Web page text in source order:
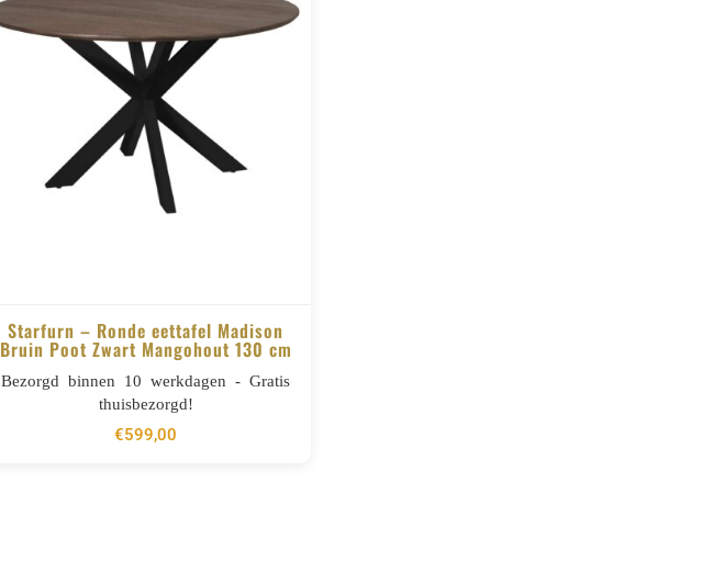
BESTELLEN
Starfurn – Ronde eettafel Madison
Bruin Poot Zwart Mangohout 130 cm
Bezorgd binnen 10 werkdagen - Gratis
thuisbezorgd!
€599,00